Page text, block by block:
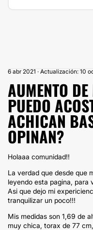
6 abr 2021 · Actualización: 10
AUMENTO
PUEDO
ACHICAN
OPINAN?
Holaaa comunidad!!
La verdad que desde que
leyendo esta pagina, para
Asi que dejo mi
tranquilizar un poco!!!
Mis medidas son 1,69 de
muy chica, torax de 77